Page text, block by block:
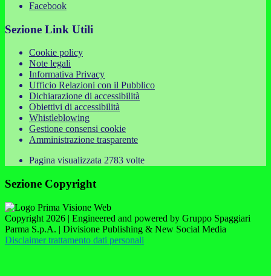
Facebook
Sezione Link Utili
Cookie policy
Note legali
Informativa Privacy
Ufficio Relazioni con il Pubblico
Dichiarazione di accessibilità
Obiettivi di accessibilità
Whistleblowing
Gestione consensi cookie
Amministrazione trasparente
Pagina visualizzata 2783 volte
Sezione Copyright
Copyright 2026 | Engineered and powered by Gruppo Spaggiari
Parma S.p.A. | Divisione Publishing & New Social Media
Disclaimer trattamento dati personali